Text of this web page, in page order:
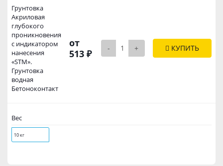
Грунтовка
Акриловая
глубокого
проникновения
с индикатором
нанесения
«STM».
Грунтовка
водная
Бетоноконтакт
от
513 ₽
- + КУПИТЬ
Вес
10 кг